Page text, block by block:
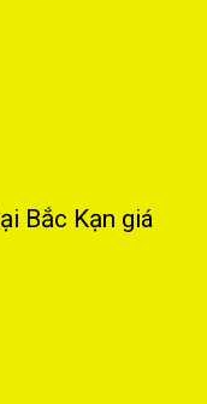
Bắc Kạn giá